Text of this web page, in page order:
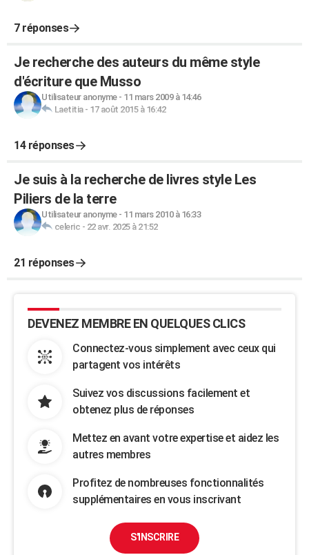
7 réponses
Je recherche des auteurs du même style
d'écriture que Musso
Utilisateur anonyme- 11 mars 2009 à 14:46
Laetitia- 17 août 2015 à 16:42
14 réponses
Je suis à la recherche de livres style Les
Piliers de la terre
Utilisateur anonyme- 11 mars 2010 à 16:33
celeric - 22 avr. 2025 à 21:52
21 réponses
DEVENEZ MEMBRE EN QUELQUES CLICS
Connectez-vous simplement avec ceux qui
partagent vos intérêts
Suivez vos discussions facilement et
obtenez plus de réponses
Mettez en avant votre expertise et aidez les
autres membres
Profitez de nombreuses fonctionnalités
supplémentaires en vous inscrivant
S'INSCRIRE